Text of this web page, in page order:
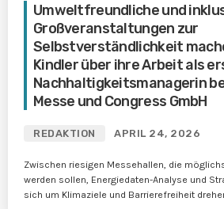
Umweltfreundliche und
Großveranstaltungen zur
Selbstverständlichkeit
Kindler über ihre Arbeit als
Nachhaltigkeitsmanagerin
Messe und Congress GmbH
REDAKTION APRIL 24, 2026
Zwischen riesigen Messehallen, die
werden sollen, Energiedaten-Analyse und
sich um Klimaziele und Barrierefreiheit